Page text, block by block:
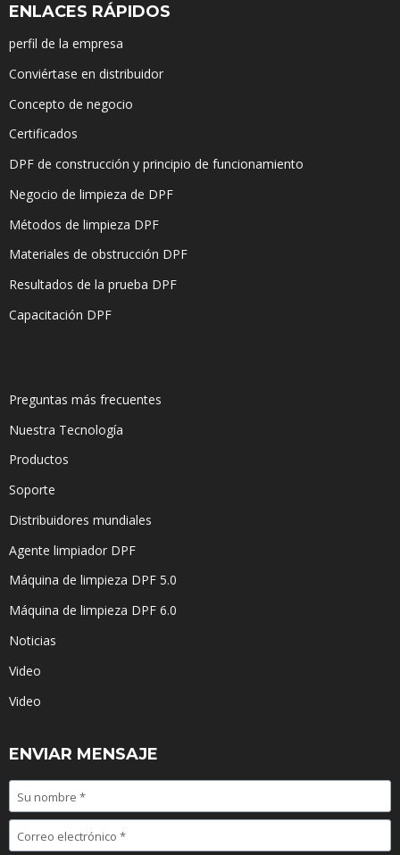
ENLACES RÁPIDOS
perfil de la empresa
Conviértase en distribuidor
Concepto de negocio
Certificados
DPF de construcción y principio de funcionamiento
Negocio de limpieza de DPF
Métodos de limpieza DPF
Materiales de obstrucción DPF
Resultados de la prueba DPF
Capacitación DPF
Preguntas más frecuentes
Nuestra Tecnología
Productos
Soporte
Distribuidores mundiales
Agente limpiador DPF
Máquina de limpieza DPF 5.0
Máquina de limpieza DPF 6.0
Noticias
Video
Video
ENVIAR MENSAJE